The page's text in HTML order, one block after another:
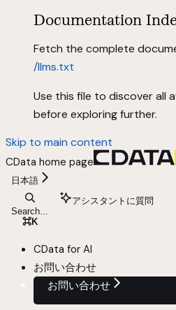
Documentation
Fetch the complete
/llms.txt
Use this file to discover all
before exploring further.
Skip to main content
CData home page
日本語
Search...
⌘K
アシスタントに質問
CData for AI
お問い合わせ
お問い合わせ